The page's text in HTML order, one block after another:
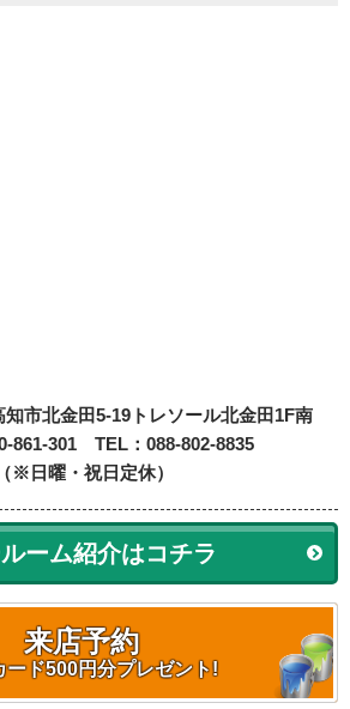
知市北金田5-19 トレソール北金田1F南
861-301 TEL：088-802-8835
※日曜・祝日定休）
ーム紹介はコチラ
来店予約
ード500円分プレゼント!